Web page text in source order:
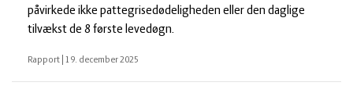
påvirkede ikke pattegrisedødeligheden eller den daglige
tilvækst de 8 første levedøgn.
Rapport 19. december 2025